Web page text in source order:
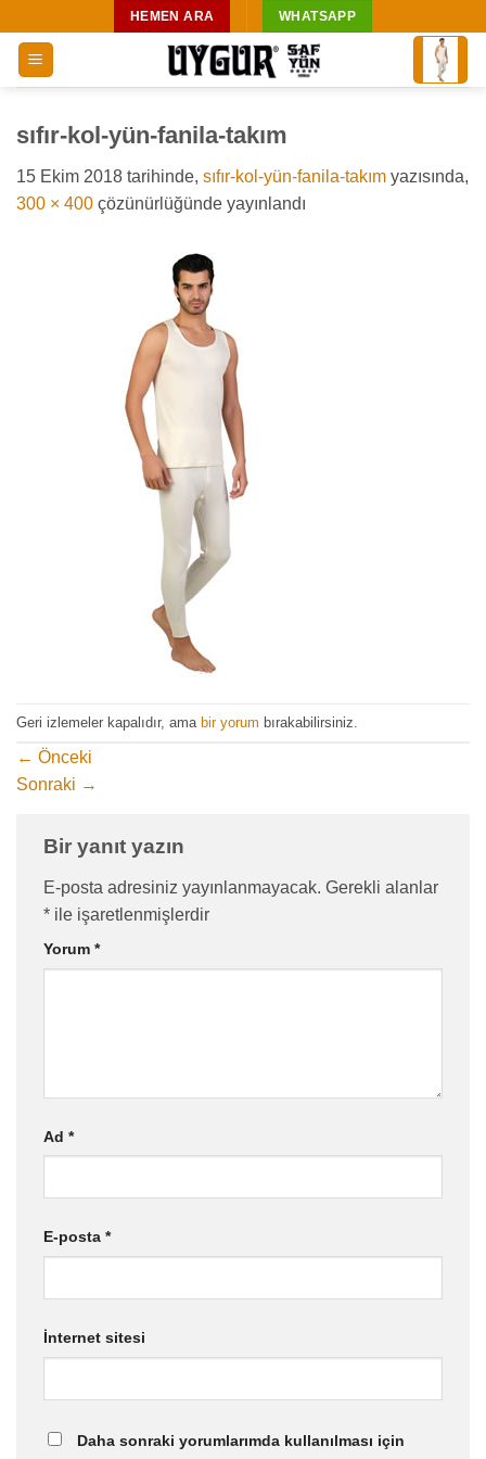
atla
HEMEN ARA WHATSAPP
sıfır-kol-yün-fanila-takım
15 Ekim 2018 tarihinde, sıfır-kol-yün-fanila-takım yazısında,
300 × 400 çözünürlüğünde yayınlandı
Geri izlemeler kapalıdır, ama bir yorum bırakabilirsiniz.
← Önceki
Sonraki →
Bir yanıt yazın
E-posta adresiniz yayınlanmayacak. Gerekli alanlar
* ile işaretlenmişlerdir
Yorum *
Ad *
E-posta *
İnternet sitesi
Daha sonraki yorumlarımda kullanılması için